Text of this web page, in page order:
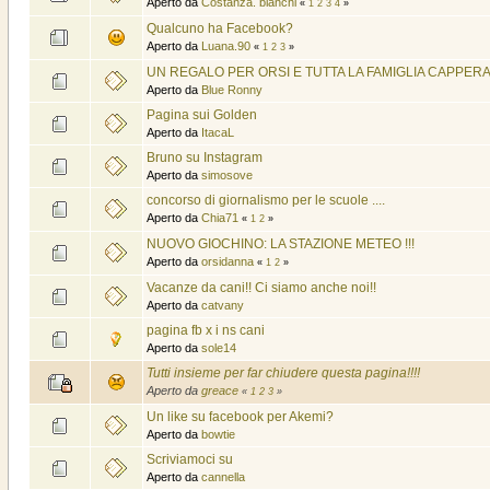
« 1 2 3 4»
Qualcuno ha Facebook?
Aperto da Luana.90 « 1 2 3»
UN REGALO PER ORSI E TUTTA LA FAMIGLIA CAPPERA
Aperto da Blue Ronny
Pagina sui Golden
Aperto da ItacaL
Bruno su Instagram
Aperto da simosove
concorso di giornalismo per le scuole ....
Aperto da Chia71 « 1 2»
NUOVO GIOCHINO: LA STAZIONE METEO !!!
Aperto da orsidanna « 1 2»
Vacanze da cani!! Ci siamo anche noi!!
Aperto da catvany
pagina fb x i ns cani
Aperto da sole14
Tutti insieme per far chiudere questa pagina!!!!
Aperto da greace « 1 2 3»
Un like su facebook per Akemi?
Aperto da bowtie
Scriviamoci su
Aperto da cannella